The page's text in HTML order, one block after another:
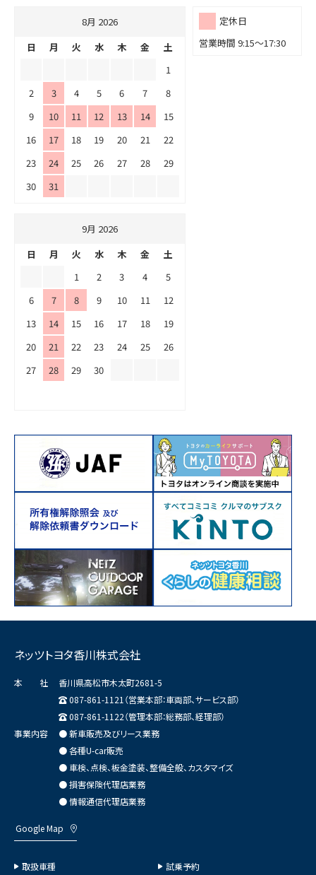
定休日
営業時間 9:15～17:30
8月 2026
日
月 火 水 木 金
土
1
2
3 4 5 6 7
8
9
10 11 12 13 14
15
16
17 18 19 20 21
22
23
24 25 26 27 28
29
30
31
9月 2026
日
月 火 水 木 金
土
1
2 3 4
5
6
7 8 9 10 11
12
13
14 15 16 17 18
19
20
21 22 23 24 25
26
27
28 29 30
ネッツトヨタ香川株式会社
本 社
香川県高松市木太町2681-5
087-861-1121（営業本部：車両部、サービス部）
087-861-1122（管理本部：総務部、経理部）
事業内容
● 新車販売及びリース業務
● 各種U-car販売
● 車検、点検、板金塗装、整備全般、カスタマイズ
● 損害保険代理店業務
● 情報通信代理店業務
Google Map
取扱車種 試乗予約